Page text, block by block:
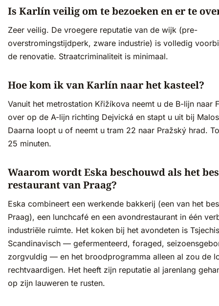
Is Karlín veilig om te bezoeken en er te
Zeer veilig. De vroegere reputatie van de wijk (pre-
overstromingstijdperk, zware industrie) is volledig
de renovatie. Straatcriminaliteit is minimaal.
Hoe kom ik van Karlín naar het kasteel?
Vanuit het metrostation Křižíkova neemt u de B-lijn naar
over op de A-lijn richting Dejvická en stapt u uit bij
Daarna loopt u of neemt u tram 22 naar Pražský hrad.
25 minuten.
Waarom wordt Eska beschouwd als het
restaurant van Praag?
Eska combineert een werkende bakkerij (een van het
Praag), een lunchcafé en een avondrestaurant in één
industriële ruimte. Het koken bij het avondeten is
Scandinavisch — gefermenteerd, foraged,
zorgvuldig — en het broodprogramma alleen al zou de
rechtvaardigen. Het heeft zijn reputatie al jarenlang
op zijn lauweren te rusten.